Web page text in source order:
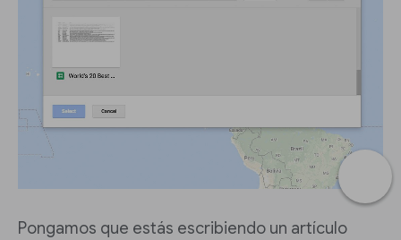
Pongamos que estás escribiendo un artículo